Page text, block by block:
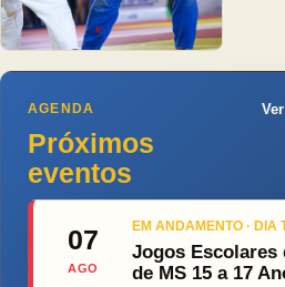
AGENDA
Próximos
eventos
07
AGO
EM ANDAMENTO · DIA
Jogos Escolares
de MS 15 a 17